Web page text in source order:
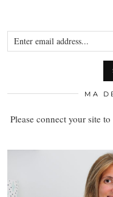
MA
Please connect your site